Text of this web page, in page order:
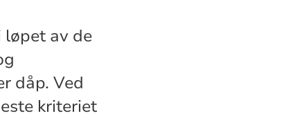
løpet av de
dåp. Ved
kriteriet